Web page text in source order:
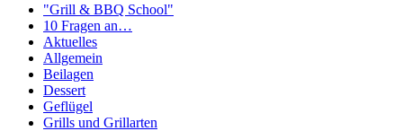
"Grill & BBQ School"
10 Fragen an…
Aktuelles
Allgemein
Beilagen
Dessert
Geflügel
Grills und Grillarten